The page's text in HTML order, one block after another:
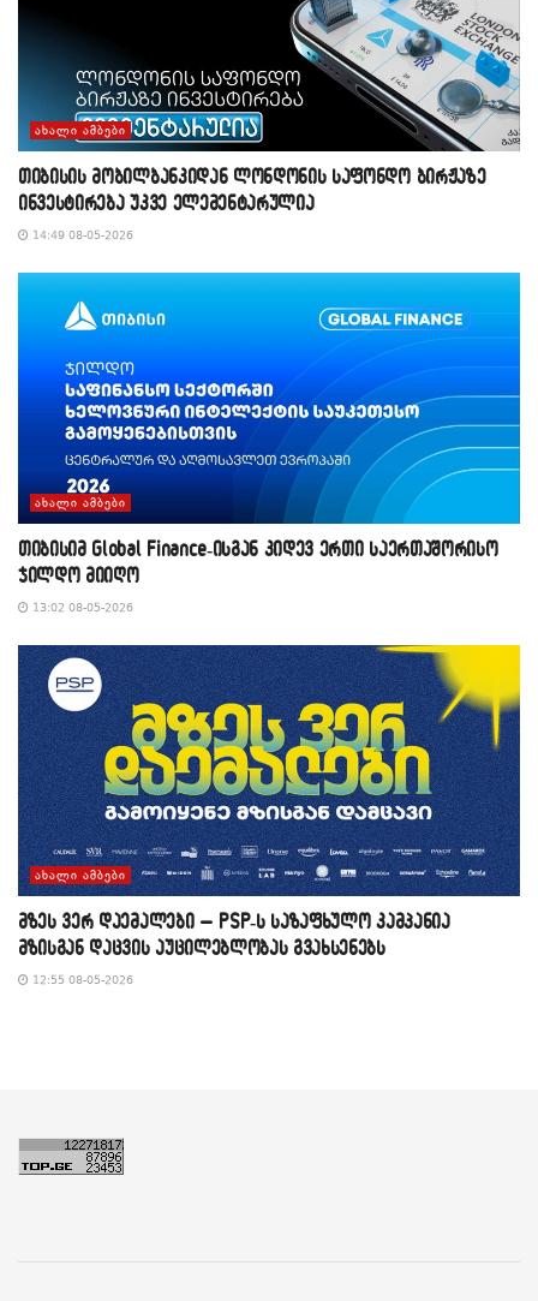
ᲐᲮᲐᲚᲘ ᲐᲛᲑᲔᲑᲘ
თიბისის მობილბანკიდან ლონდონის საფონდო ბირჟაზე
ინვესტირება უკვე ელემენტარულია
14:49 08-05-2026
ᲐᲮᲐᲚᲘ ᲐᲛᲑᲔᲑᲘ
თიბისიმ Global Finance-ისგან კიდევ ერთი საერთაშორისო
ჯილდო მიიღო
13:02 08-05-2026
ᲐᲮᲐᲚᲘ ᲐᲛᲑᲔᲑᲘ
მზეს ვერ დაემალები – PSP-ს საზაფხულო კამპანია
მზისგან დაცვის აუცილებლობას გვახსენებს
12:55 08-05-2026